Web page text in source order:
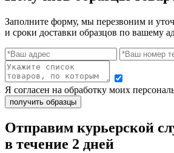
Заполните форму, мы перезвоним и
и сроки доставки образцов по вашему
Я согласен на обработку моих
Отправим курьерской
в течение 2 дней